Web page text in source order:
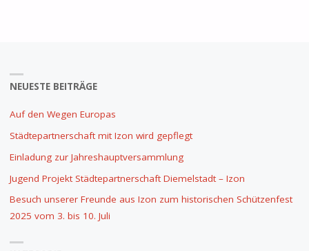
NEUESTE BEITRÄGE
Auf den Wegen Europas
Städtepartnerschaft mit Izon wird gepflegt
Einladung zur Jahreshauptversammlung
Jugend Projekt Städtepartnerschaft Diemelstadt – Izon
Besuch unserer Freunde aus Izon zum historischen Schützenfest
2025 vom 3. bis 10. Juli